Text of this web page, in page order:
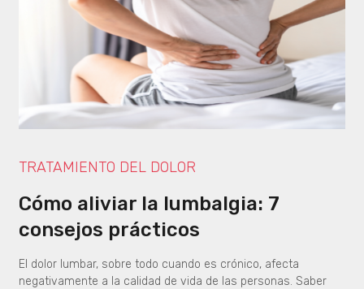
TRATAMIENTO DEL DOLOR
Cómo aliviar la lumbalgia: 7
consejos prácticos
El dolor lumbar, sobre todo cuando es crónico, afecta
negativamente a la calidad de vida de las personas. Saber